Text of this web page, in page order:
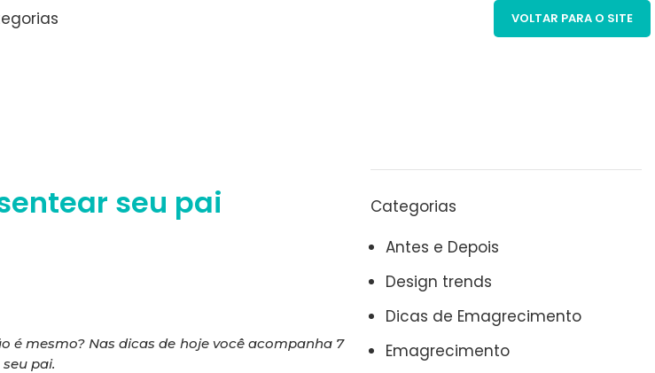
VOLTAR PARA O SITE
seu pai
é mesmo? Nas dicas de hoje você acompanha 7
pai.
Categorias
Antes e Depois
Design trends
Dicas de Emagrecimento
Emagrecimento